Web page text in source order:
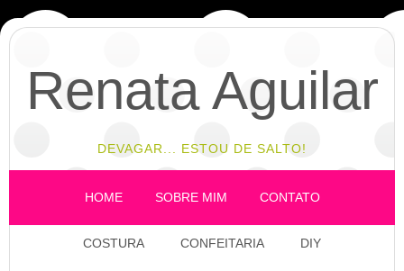
Renata Aguilar
DEVAGAR... ESTOU DE SALTO!
HOME SOBRE MIM CONTATO
COSTURA CONFEITARIA DIY